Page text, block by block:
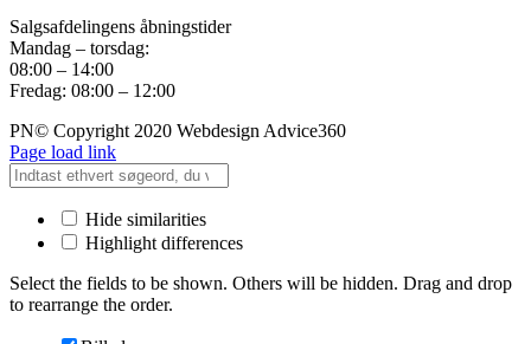
Salgsafdelingens åbningstider
Mandag – torsdag:
08:00 – 14:00
Fredag: 08:00 – 12:00
PN© Copyright 2020 Webdesign Advice360
Page load link
Hide similarities
Highlight differences
Select the fields to be shown. Others will be hidden. Drag and drop
to rearrange the order.